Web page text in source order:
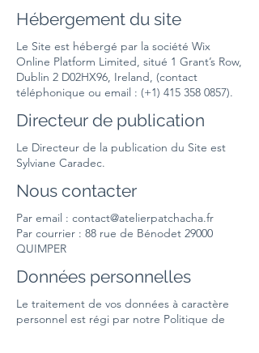
Hébergement du site
Le Site est hébergé par la société Wix
Online Platform Limited, situé 1 Grant’s Row,
Dublin 2 D02HX96, Ireland, (contact
téléphonique ou email : (+1) 415 358 0857).
Directeur de publication
Le Directeur de la publication du Site est
Sylviane Caradec.
Nous contacter
Par email : contact@atelierpatchacha.fr
Par courrier : 88 rue de Bénodet 29000
QUIMPER
Données personnelles
Le traitement de vos données à caractère
personnel est régi par notre Politique de